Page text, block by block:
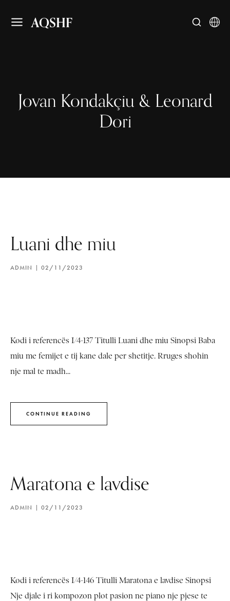
AQSHF
Jovan Kondakçiu & Leonard
Dori
Luani dhe miu
ADMIN 02/11/2023
Kodi i referencës I/4-137 Titulli Luani dhe miu Sinopsi Baba
miu me femijet e tij kane dale per shetitje. Rruges shohin
nje mal te madh...
CONTINUE READING
Maratona e lavdise
ADMIN 02/11/2023
Kodi i referencës I/4-146 Titulli Maratona e lavdise Sinopsi
Nje djale i ri kompozon plot pasion ne piano nje pjese te